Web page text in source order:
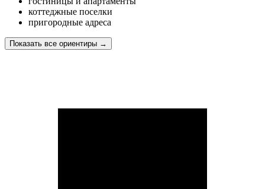
коттеджные поселки
пригородные адреса
Показать все ориентиры →